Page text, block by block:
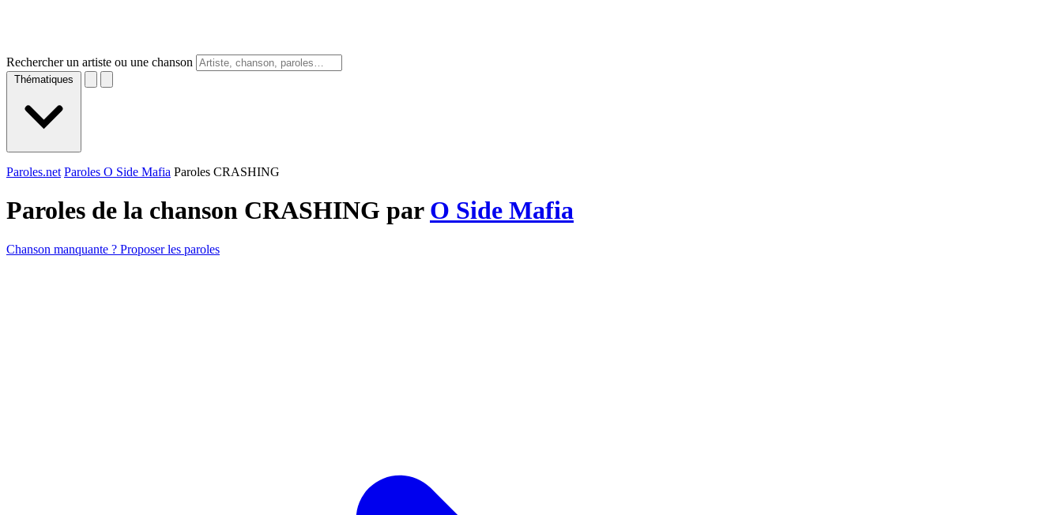
Rechercher un artiste ou une chanson
Thématiques
Paroles.net Paroles O Side Mafia Paroles CRASHING
Paroles de la chanson CRASHING par O Side Mafia
Chanson manquante ? Proposer les paroles